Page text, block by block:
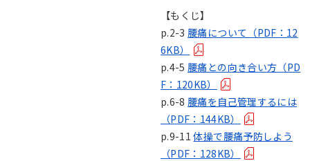
【もくじ】
p.2-3腰痛について（PDF：12
6KB）
p.4-5腰痛との向き合い方（PD
F：120KB）
p.6-8腰痛を自己管理するには
（PDF：144KB）
p.9-11体操で腰痛予防しよう
（PDF：128KB）